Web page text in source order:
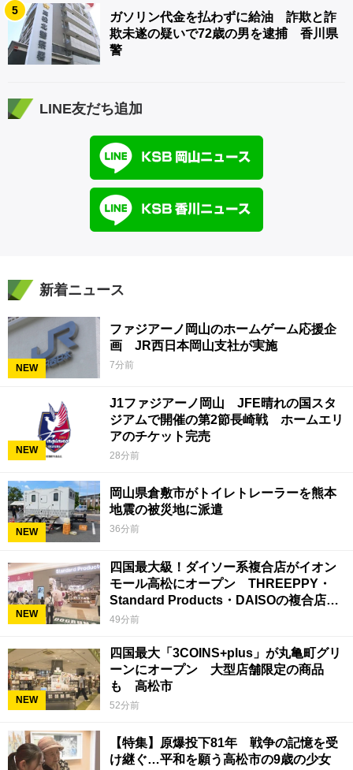
5
ガソリン代金を払わずに給油 詐欺と詐
欺未遂の疑いで72歳の男を逮捕 香川県
警
LINE友だち追加
新着ニュース
NEW
ファジアーノ岡山のホームゲーム応援企
画 JR西日本岡山支社が実施
7分前
NEW
J1ファジアーノ岡山 JFE晴れの国スタ
ジアムで開催の第2節長崎戦 ホームエリ
アのチケット完売
28分前
NEW
岡山県倉敷市がトイレトレーラーを熊本
地震の被災地に派遣
36分前
NEW
四国最大級！ダイソー系複合店がイオン
モール高松にオープン THREEPPY・
Standard Products・DAISOの複合店は
香川県初
49分前
NEW
四国最大「3COINS+plus」が丸亀町グリ
ーンにオープン 大型店舗限定の商品
も 高松市
52分前
【特集】原爆投下81年 戦争の記憶を受
け継ぐ…平和を願う高松市の9歳の少女